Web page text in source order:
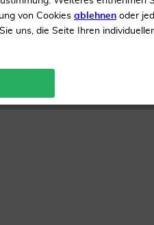
ab 19 €
von Cookies ablehnen oder
uns, die Seite Ihren